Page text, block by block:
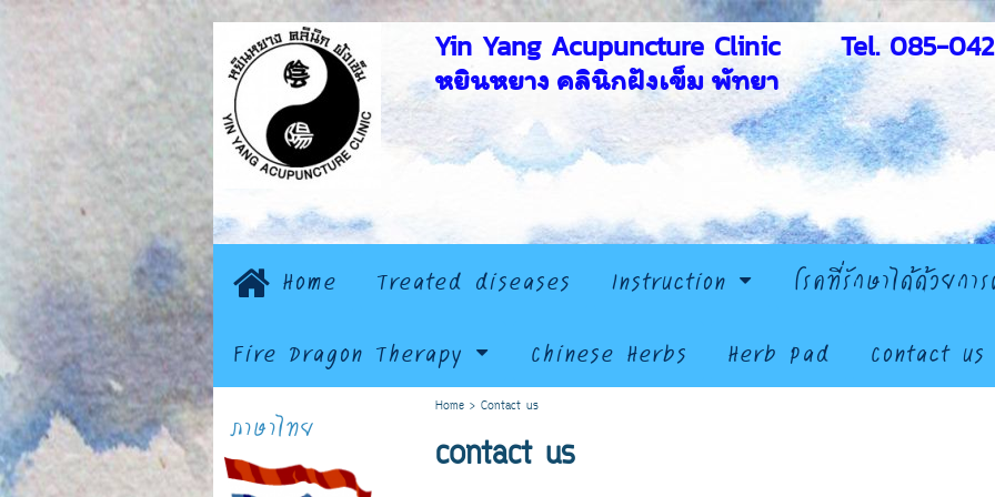
Yin Yang Acupuncture Clinic Tel. 085-
หยินหยาง คลินิกฝังเข็ม พัทยา
Home Treated diseases Instruction
โรคที่รักษาได้ด้วยกา
Fire Dragon Therapy
Chinese Herbs Herb Pad Contact us
ภาษาไทย Home> Contact us
contact us